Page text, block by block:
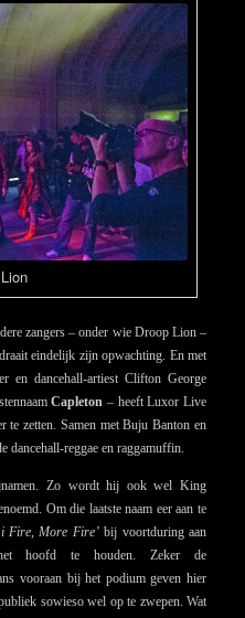
zangers – onder wie Droop Lion –
eindelijk zijn opwachting. En met
en dancehall-artiest Clifton George
Capleton – heeft Luxor Live
te zetten. Samen met Buju Banton en
dancehall-reggae en raggamuffin.
Zo wordt hij ook wel King
Om die laatste naam eer aan te
Fire, More Fire’bij voortduring aan
hoofd te houden. Zeker de
vooraan bij het podium geven hier
sowieso wel op te zwepen. Wat